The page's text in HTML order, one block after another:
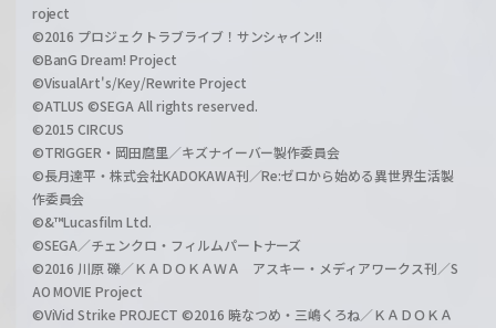
roject
©2016 プロジェクトラブライブ！サンシャイン!!
©BanG Dream! Project
©VisualArt's/Key/Rewrite Project
©ATLUS ©SEGA All rights reserved.
©2015 CIRCUS
©TRIGGER・岡田麿里／キズナイーバー製作委員会
©長月達平・株式会社KADOKAWA刊／Re:ゼロから始める異世界生活製
作委員会
©&™Lucasfilm Ltd.
©SEGA／チェンクロ・フィルムパートナーズ
©2016 川原 礫／ＫＡＤＯＫＡＷＡ アスキー・メディアワークス刊／S
AO MOVIE Project
©ViVid Strike PROJECT ©2016 暁なつめ・三嶋くろね／ＫＡＤＯＫＡ